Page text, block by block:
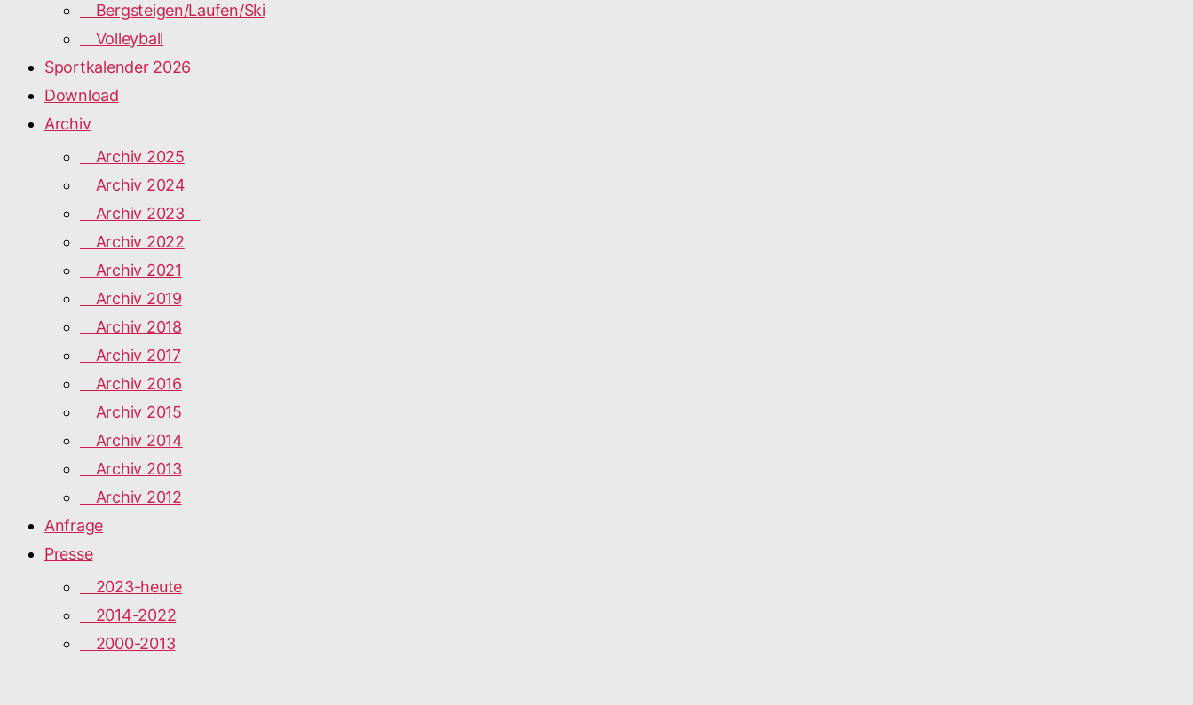
Bergsteigen/Laufen/Ski
Volleyball
Sportkalender 2026
Download
Archiv
Archiv 2025
Archiv 2024
Archiv 2023
Archiv 2022
Archiv 2021
Archiv 2019
Archiv 2018
Archiv 2017
Archiv 2016
Archiv 2015
Archiv 2014
Archiv 2013
Archiv 2012
Anfrage
Presse
2023-heute
2014-2022
2000-2013